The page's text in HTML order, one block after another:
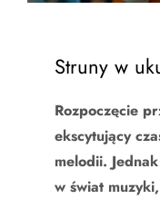
Struny w
Rozpoczęcie
ekscytujący
melodii.
w świat